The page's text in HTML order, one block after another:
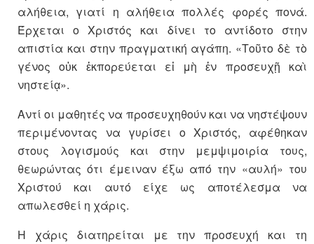
αλήθεια, γιατί η αλήθεια πολλές φορές πονά.
Έρχεται ο Χριστός και δίνει το αντίδοτο στην
απιστία και στην πραγματική αγάπη. «Τοῦτο δὲ τὸ
γένος οὐκ ἐκπορεύεται εἰ μὴ ἐν προσευχῇ καὶ
νηστείᾳ».
Αντί οι μαθητές να προσευχηθούν και να νηστέψουν
περιμένοντας να γυρίσει ο Χριστός, αφέθηκαν
στους λογισμούς και στην μεμψιμοιρία τους,
θεωρώντας ότι έμειναν έξω από την «αυλή» του
Χριστού και αυτό είχε ως αποτέλεσμα να
απωλεσθεί η χάρις.
Η χάρις διατηρείται με την προσευχή και τη